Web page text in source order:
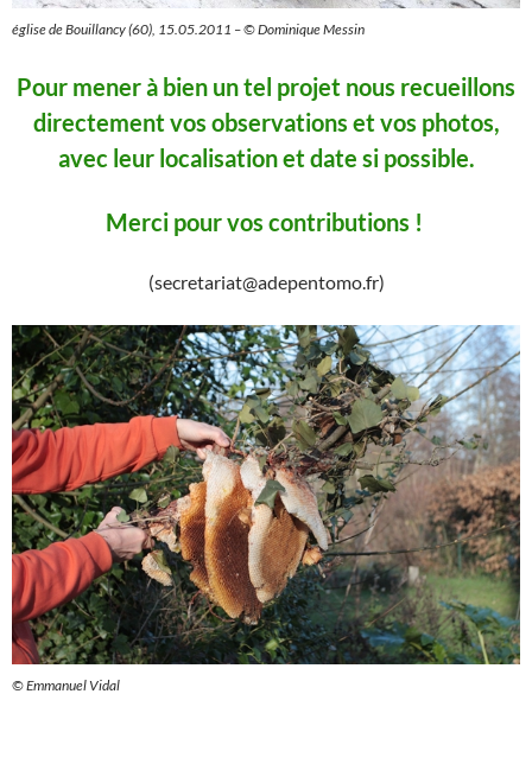
église de Bouillancy (60), 15.05.2011 – © Dominique Messin
Pour mener à bien un tel projet nous recueillons
directement vos observations et vos photos,
avec leur localisation et date si possible.
Merci pour vos contributions !
(secretariat@adepentomo.fr)
© Emmanuel Vidal